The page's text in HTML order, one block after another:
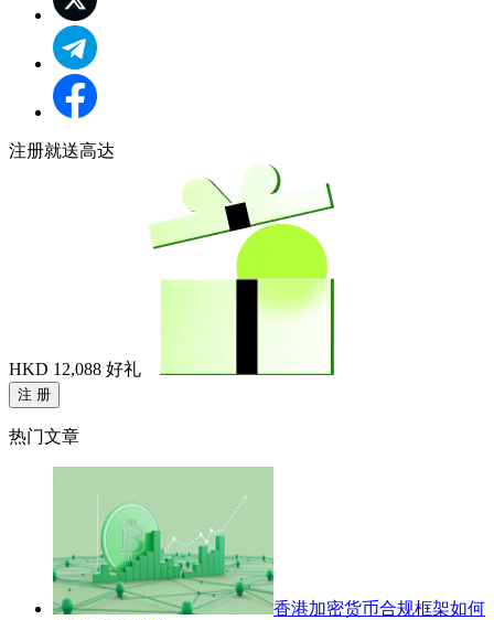
注册就送高达
HKD 12,088 好礼
注 册
热门文章
香港加密货币合规框架如何